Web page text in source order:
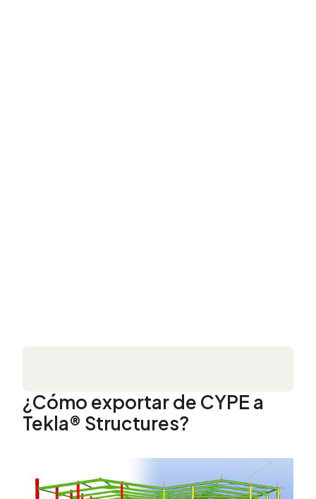
¿Cómo exportar de CYPE a
Tekla® Structures?